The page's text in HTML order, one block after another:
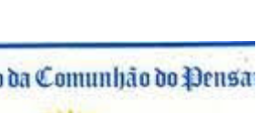
a sua própria visão. Durante todo
debatendo este tema e gostaríamos de
seus comentários e reflexões no final